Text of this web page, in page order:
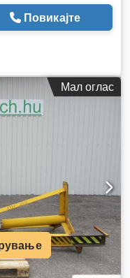
Повикајте
Мал оглас